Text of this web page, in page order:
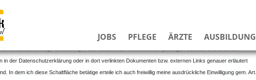
Navigation
überspringen
JOBS PFLEGE ÄRZTE AUSBILDUNG
in der Datenschutzerklärung oder in dort verlinkten Dokumenten bzw. externen Links genauer erläutert
In dem ich diese Schaltfläche betätige erteile ich auch freiwillig meine ausdrückliche Einwilligung gem. Art.